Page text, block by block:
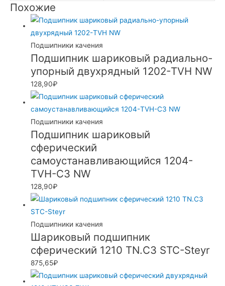
Похожие
Подшипники качения
Подшипник шариковый радиально-
упорный двухрядный 1202-TVH NW
128,90₽
Подшипники качения
Подшипник шариковый
сферический
самоустанавливающийся 1204-
TVH-C3 NW
128,90₽
Подшипники качения
Шариковый подшипник
сферический 1210 TN.C3 STC-Steyr
875,65₽